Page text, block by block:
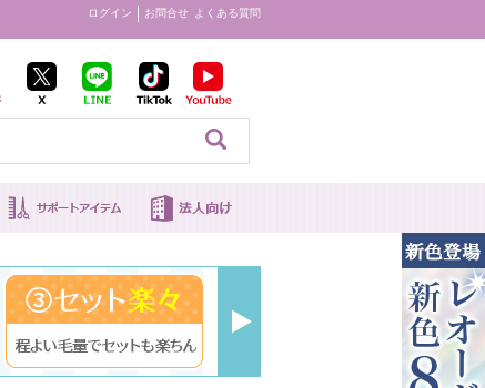
ログイン お問合せ よくある質問